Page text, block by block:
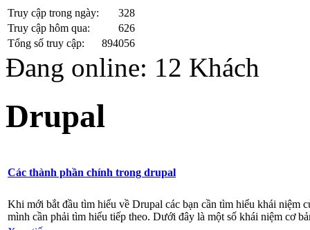
Tạo chữ bóng trong photoshop
max-width width table in chrome
Trang web Ác ý Đã biết!
Xuất file .ico với Photoshop
Check IP Public ở mạng bạn đang sử dụng
![CDATA[
Lưu ký tự đặc biệt vào Database với PHP
Download ngôn ngữ Tiếng Việt cho Joomla 2.5 Full
Các phép biến đổi định dạng số trong PHP
Hiệu ứng chạy cuộn tin tức với jquery
Truy cập trong ngày:
328
Truy cập hôm qua:
626
Tổng số truy cập:
894056
Đang online: 12 Khách
Drupal
Các thành phần chính trong drupal
Khi mới bắt đầu tìm hiểu về Drupal các bạn cần tìm hiểu khái niệm
mình cần phải tìm hiểu tiếp theo. Dưới đây là một số khái niệm cơ